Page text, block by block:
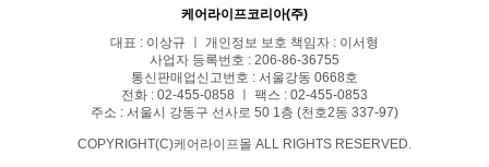
케어라이프코리아(주)
대표 : 이상규 ㅣ 개인정보 보호 책임자 : 이서형
사업자 등록번호 : 206-86-36755
통신판매업신고번호 : 서울강동 0668호
전화 : 02-455-0858 ㅣ 팩스 : 02-455-0853
주소 : 서울시 강동구 선사로 50 1층 (천호2동 337-97)
COPYRIGHT(C)케어라이프몰 ALL RIGHTS RESERVED.